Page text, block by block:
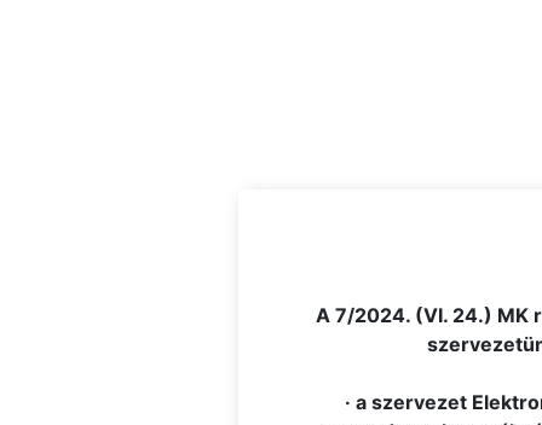
A 7/2024. (VI. 24.) MK
· a szervezet